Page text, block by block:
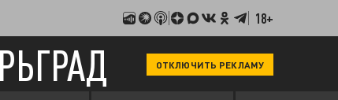
18+
ОТКЛЮЧИТЬ РЕКЛАМУ